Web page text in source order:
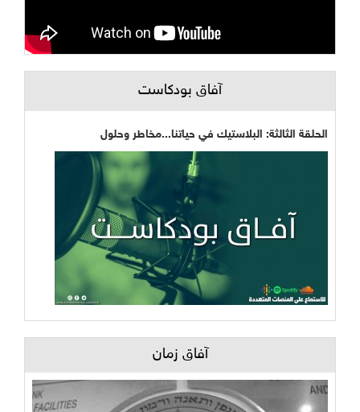
آفاق بودكاست
الحلقة الثالثة: البلاستيك في حياتنا...مخاطر وحلول
آفاق زمان